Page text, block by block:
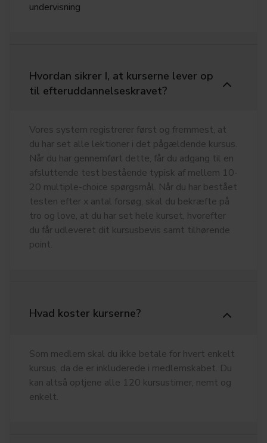
undervisning
Hvordan sikrer I, at kurserne lever op
til efteruddannelseskravet?
Vores system registrerer først og fremmest, at
du har set alle lektioner i det pågældende kursus.
Når du har gennemført dette, får du adgang til en
afsluttende test bestående typisk af mellem 10-
20 multiple-choice spørgsmål. Når du har bestået
testen efter x antal forsøg, skal du bekræfte på
tro og love, at du har set hele kurset, hvorefter
du får udleveret dit kursusbevis samt tilhørende
point.
Hvad koster kurserne?
Som medlem skal du ikke betale for hvert enkelt
kursus, da de er inkluderede i medlemskabet. Du
kan altså optjene alle 120 kursustimer, nemt og
enkelt.